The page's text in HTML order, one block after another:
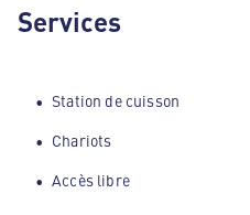
Services
Station de cuisson
Chariots
Accès libre